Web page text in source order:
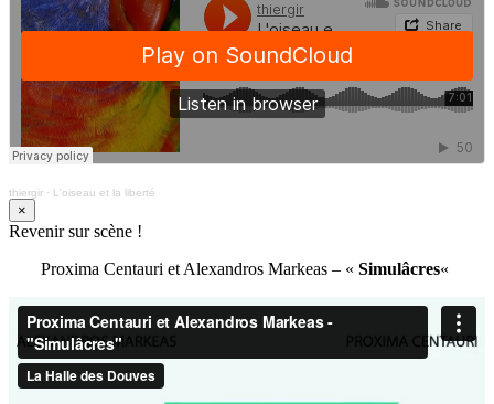
thiergir · L'oiseau et la liberté
×
Revenir sur scène !
Proxima Centauri et Alexandros Markeas – « Simulâcres«